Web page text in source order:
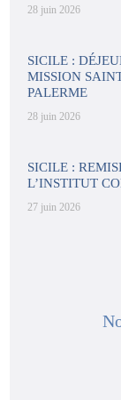
28 juin 2026
SICILE :
MISSION
PALERME
28 juin 2026
SICILE :
L’INSTITUT
27 juin 2026